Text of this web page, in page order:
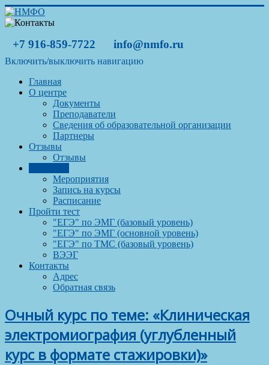
+7 916-859-7722 info@nmfo.ru
Включить/выключить навигацию
Главная
О центре
Документы
Преподаватели
Сведения об образовательной организации
Партнеры
Отзывы
Отзывы
Мероприятия
Запись на курсы
Расписание
Пройти тест
"ЕГЭ" по ЭМГ (базовый уровень)
"ЕГЭ" по ЭМГ (основной уровень)
"ЕГЭ" по ТМС (базовый уровень)
ВЭЭГ
Контакты
Адрес
Обратная связь
Очный курс по теме: «Клиническая
электромиография (углубленный
курс в формате стажировки)»